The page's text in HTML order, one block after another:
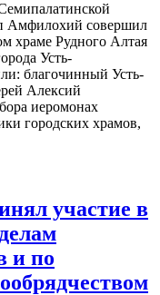
Амфилохий совершил
храме Рудного Алтая
Усть-
благочинный Усть-
Алексий
иеромонах
городских храмов,
участие в
и по